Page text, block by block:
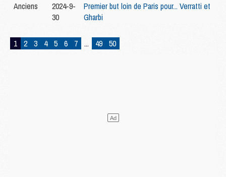
Anciens
2024-9-
30
Premier but loin de Paris pour... Verratti et
Gharbi
1 2 3 4 5 6 7 ... 49 50